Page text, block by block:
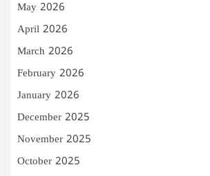
May 2026
April 2026
March 2026
February 2026
January 2026
December 2025
November 2025
October 2025